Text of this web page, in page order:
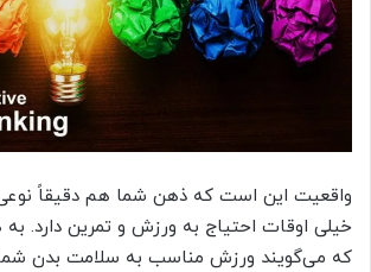
واقعیت این است که ذهن شما هم دقیقاً
خیلی اوقات احتیاج به ورزش و تمرین دارد.
که می‌گویند ورزش مناسب به سلامت بدن